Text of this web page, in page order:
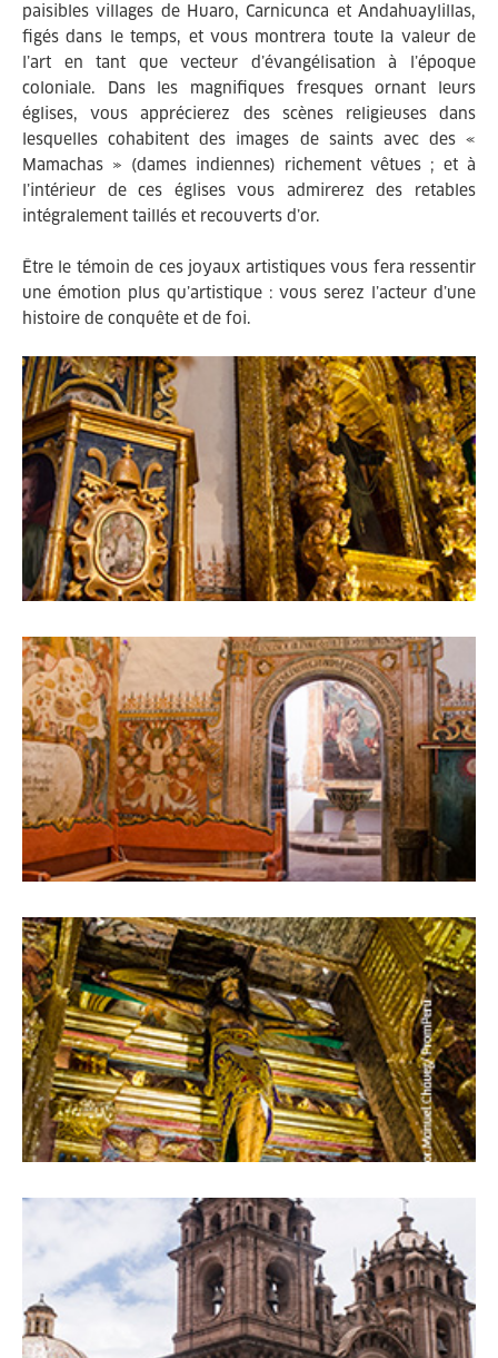
paisibles villages de Huaro, Carnicunca et Andahuaylillas,
figés dans le temps, et vous montrera toute la valeur de
l’art en tant que vecteur d’évangélisation à l’époque
coloniale. Dans les magnifiques fresques ornant leurs
églises, vous apprécierez des scènes religieuses dans
lesquelles cohabitent des images de saints avec des «
Mamachas » (dames indiennes) richement vêtues ; et à
l’intérieur de ces églises vous admirerez des retables
intégralement taillés et recouverts d’or.
Être le témoin de ces joyaux artistiques vous fera ressentir
une émotion plus qu’artistique : vous serez l’acteur d’une
histoire de conquête et de foi.